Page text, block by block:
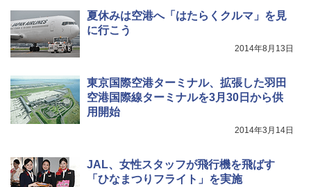
夏休みは空港へ「はたらくクルマ」を見
に行こう
2014年8月13日
東京国際空港ターミナル、拡張した羽田
空港国際線ターミナルを3月30日から供
用開始
2014年3月14日
JAL、女性スタッフが飛行機を飛ばす
「ひなまつりフライト」を実施